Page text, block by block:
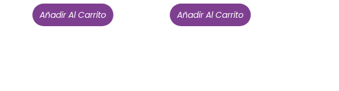
Añadir Al Carrito Añadir Al Carrito